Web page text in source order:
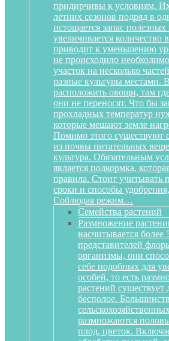
придирчивы к условиям. Их
летних сезонов подряд в
истощается запас
увеличивается количество
приводит к уменьшению
не происходило
участок на несколько
разные культуры местами.
расположить овощи, там
они не переносят. Что бы
прохладных температур
которые мешают земле
Помимо этого существуют
из почвы питательных
культура. Обязательным
является подкормка,
правила. Стоит учитывать
сроки и способы
Соблюдая режим…
Семейства растений
Размножение
насчитывается более
представителей
организмы, они
себе подобных для
особей, то есть
растений
бесполое.
размножаются
плод, цветок.